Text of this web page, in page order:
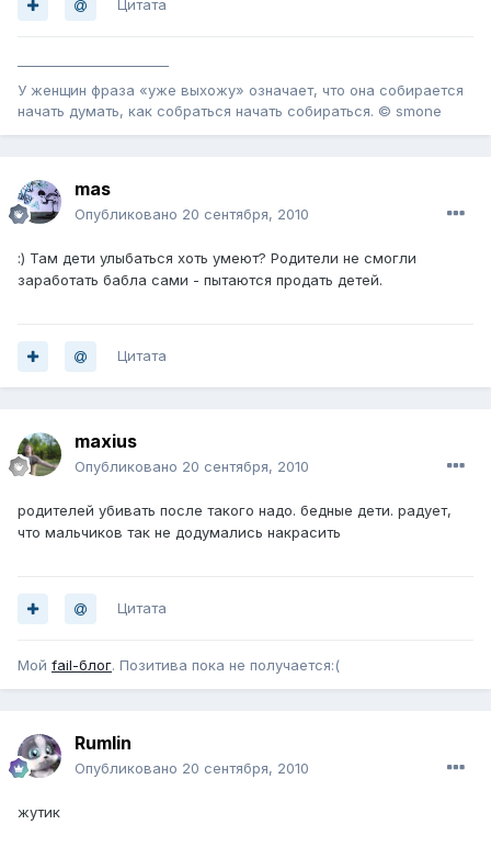
Цитата
У женщин фраза «уже выхожу» означает, что она собирается
начать думать, как собраться начать собираться. © smone
mas
Опубликовано 20 сентября, 2010
:) Там дети улыбаться хоть умеют? Родители не смогли
заработать бабла сами - пытаются продать детей.
Цитата
maxius
Опубликовано 20 сентября, 2010
родителей убивать после такого надо. бедные дети. радует,
что мальчиков так не додумались накрасить
Цитата
Мой fail-блог. Позитива пока не получается:(
Rumlin
Опубликовано 20 сентября, 2010
жутик